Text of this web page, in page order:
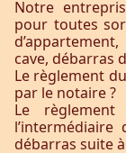
Notre
pour toutes
cave, débarras
Le règlement
par le notaire ?
Le
débarras suite